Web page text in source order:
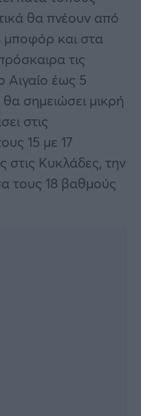
θα πνέουν από
μποφόρ και στα
τις
Αιγαίο έως 5
σημειώσει μικρή
στις
15 με 17
στις Κυκλάδες, την
τους 18 βαθμούς